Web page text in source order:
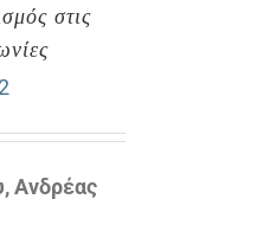
στις
Η
τρέχουσα
Ανδρέας